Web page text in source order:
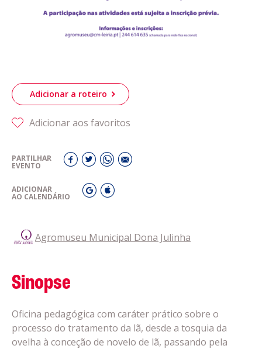
Adicionar a roteiro
Adicionar aos favoritos
PARTILHAR
EVENTO
ADICIONAR
AO CALENDÁRIO
Agromuseu Municipal Dona Julinha
Sinopse
Oficina pedagógica com caráter prático sobre o
processo do tratamento da lã, desde a tosquia da
ovelha à conceção de novelo de lã, passando pela